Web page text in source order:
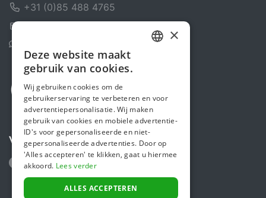
+31 (0)85 488 4765
Volg ons
ENGLISH
×
Deze website maakt
gebruik van cookies.
Wij gebruiken cookies om de
gebruikerservaring te verbeteren en voor
advertentiepersonalisatie. Wij maken
gebruik van cookies en mobiele advertentie-
ID's voor gepersonaliseerde en niet-
gepersonaliseerde advertenties. Door op
'Alles accepteren' te klikken, gaat u hiermee
akkoord. Lees verder
ALLES ACCEPTEREN